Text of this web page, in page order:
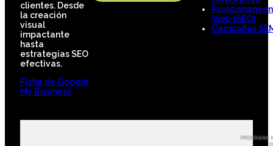
clientes. Desde
la creación
visual
impactante
hasta
estrategias SEO
efectivas.
Ficha de Google
My Business
Web (SEO)
Campañas